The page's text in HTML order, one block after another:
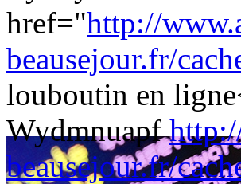
href="http://
beausejour.fr/
louboutin en
Wydmnuapf
beausejour.fr/